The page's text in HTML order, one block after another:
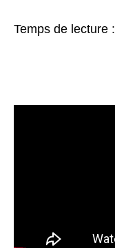
Temps de lecture :